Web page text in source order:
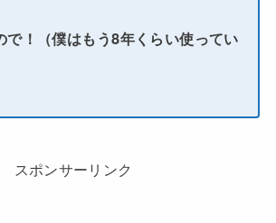
で！（僕はもう8年くらい使ってい
スポンサーリンク